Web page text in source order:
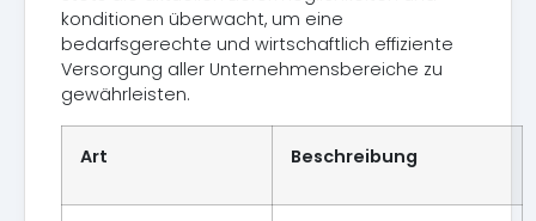
konditionen überwacht, um eine
bedarfsgerechte und wirtschaftlich effiziente
Versorgung aller Unternehmensbereiche zu
gewährleisten.
Art Beschreibung